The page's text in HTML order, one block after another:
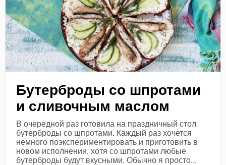
Бутерброды со шпротами
и сливочным маслом
В очередной раз готовила на праздничный стол
бутерброды со шпротами. Каждый раз хочется
немного поэкспериментировать и приготовить в
новом исполнении, хотя со шпротами любые
бутерброды будут вкусными. Обычно я просто...